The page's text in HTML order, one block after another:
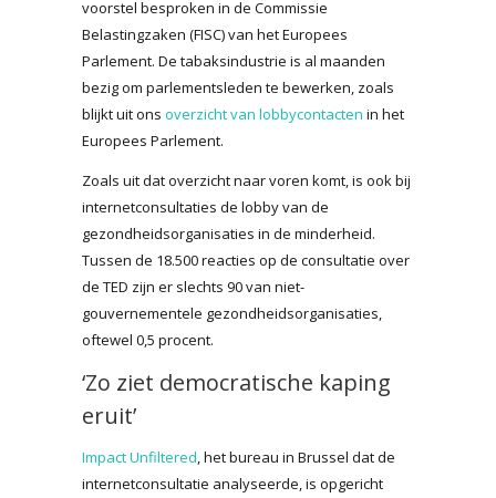
voorstel besproken in de Commissie
Belastingzaken (FISC) van het Europees
Parlement. De tabaksindustrie is al maanden
bezig om parlementsleden te bewerken, zoals
blijkt uit ons overzicht van lobbycontacten in het
Europees Parlement.
Zoals uit dat overzicht naar voren komt, is ook bij
internetconsultaties de lobby van de
gezondheidsorganisaties in de minderheid.
Tussen de 18.500 reacties op de consultatie over
de TED zijn er slechts 90 van niet-
gouvernementele gezondheidsorganisaties,
oftewel 0,5 procent.
‘Zo ziet democratische kaping
eruit’
Impact Unfiltered, het bureau in Brussel dat de
internetconsultatie analyseerde, is opgericht